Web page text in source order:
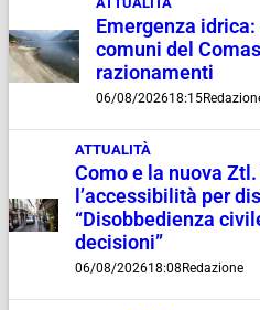
Emergenza
comuni del
razionamenti
06/08/202618:15
ATTUALITÀ
Como e la nuova
l’accessibilità per
“Disobbedienza
decisioni”
06/08/202618:08 Redazione